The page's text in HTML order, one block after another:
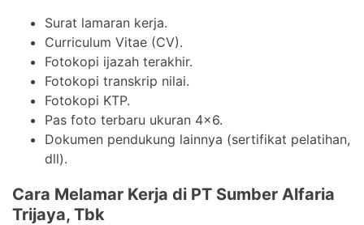
Surat lamaran kerja.
Curriculum Vitae (CV).
Fotokopi ijazah terakhir.
Fotokopi transkrip nilai.
Fotokopi KTP.
Pas foto terbaru ukuran 4×6.
Dokumen pendukung lainnya (sertifikat pelatihan,
dll).
Cara Melamar Kerja di PT Sumber Alfaria
Trijaya, Tbk